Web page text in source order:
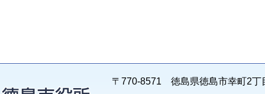
〒770-8571 徳島県徳島市幸町2丁